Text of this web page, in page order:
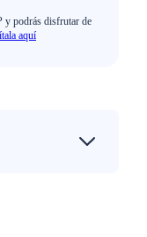
y podrás disfrutar de
aquí